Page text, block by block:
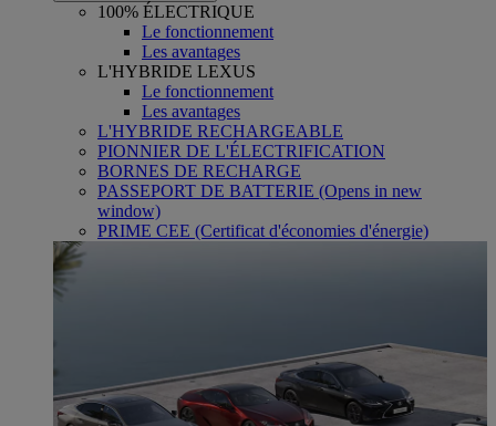
100% ÉLECTRIQUE
Le fonctionnement
Les avantages
L'HYBRIDE LEXUS
Le fonctionnement
Les avantages
L'HYBRIDE RECHARGEABLE
PIONNIER DE L'ÉLECTRIFICATION
BORNES DE RECHARGE
PASSEPORT DE BATTERIE (Opens in new
window)
PRIME CEE (Certificat d'économies d'énergie)